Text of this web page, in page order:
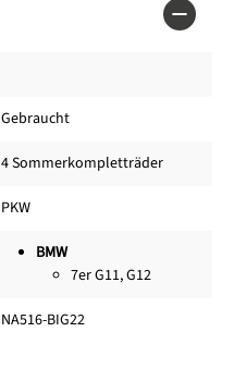
Gebraucht
4 Sommerkompletträder
PKW
BMW
7er G11, G12
NA516-BIG22